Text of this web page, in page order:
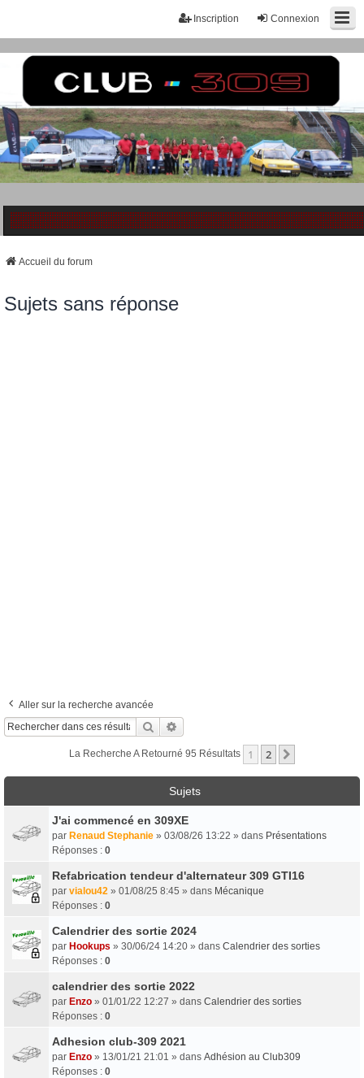
Connexion
Inscription
Accueil du forum
Sujets sans réponse
Aller sur la recherche avancée
Rechercher
La Recherche A Retourné 95 Résultats 1 2
Sujets
J'ai commencé en 309XE
par Renaud Stephanie » 03/08/26 13:22 » dans Présentations
Réponses : 0
Refabrication tendeur d'alternateur 309 GTI16
par vialou42 » 01/08/25 8:45 » dans Mécanique
Réponses : 0
Calendrier des sortie 2024
par Hookups » 30/06/24 14:20 » dans Calendrier des sorties
Réponses : 0
calendrier des sortie 2022
par Enzo » 01/01/22 12:27 » dans Calendrier des sorties
Réponses : 0
Adhesion club-309 2021
par Enzo » 13/01/21 21:01 » dans Adhésion au Club309
Réponses : 0